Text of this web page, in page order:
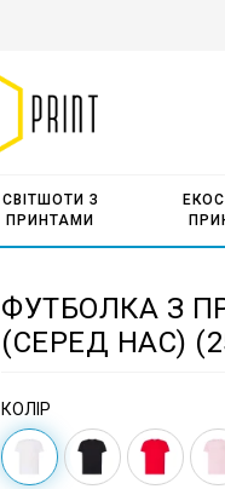
СВІТШОТИ З
ПРИНТАМИ
ФУТБОЛКА З
(СЕРЕД НАС)
КОЛІР